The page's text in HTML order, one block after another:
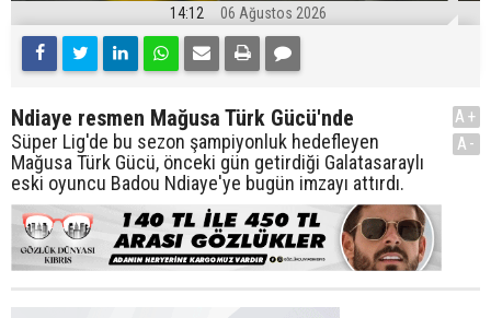
14:12 06 Ağustos 2026
Ndiaye resmen Mağusa Türk Gücü'nde
Süper Lig'de bu sezon şampiyonluk hedefleyen
Mağusa Türk Gücü, önceki gün getirdiği Galatasaraylı
eski oyuncu Badou Ndiaye'ye bugün imzayı attırdı.
A+
A-